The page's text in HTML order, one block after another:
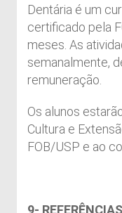
Dentária é um
certificado pela
meses. As
semanalmente,
remuneração.
Os alunos
Cultura e
FOB/USP e ao
9-